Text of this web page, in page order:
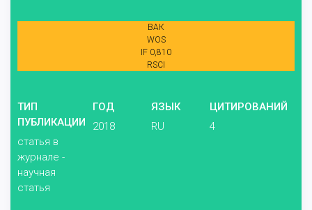
ВАК
WOS
IF 0,810
RSCI
ТИП
ПУБЛИКАЦИИ
статья в
журнале -
научная
статья
ГОД
2018
ЯЗЫК
RU
ЦИТИРОВАНИЙ
4